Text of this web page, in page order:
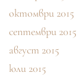
октомври 2015
септември 2015
август 2015
юли 2015